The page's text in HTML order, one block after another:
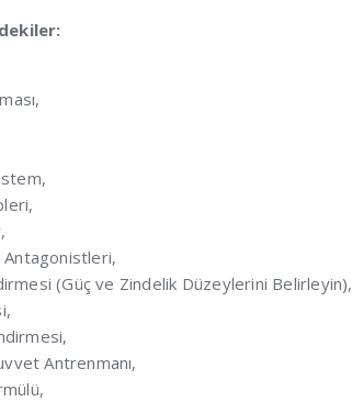
(Güç ve Zindelik Düzeylerini Belirleyin),
Antrenmanı,